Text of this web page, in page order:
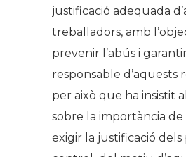
justificació adequada
treballadors, amb
prevenir l’abús i
responsable d’aquests
per això que ha insistit
sobre la importància de
exigir la justificació dels